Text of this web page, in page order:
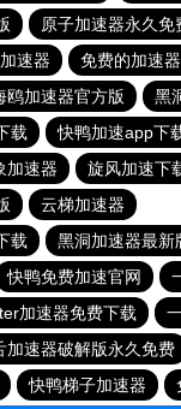
原子加速器永久免
速器
免费的加速
鸥加速器官方版
黑
载
快鸭加速app下
加速器 旋风加速下
云梯加速器
载
黑洞加速器最新
快鸭免费加速官网
加速器免费下载
加速器破解版永久免费
快鸭梯子加速器